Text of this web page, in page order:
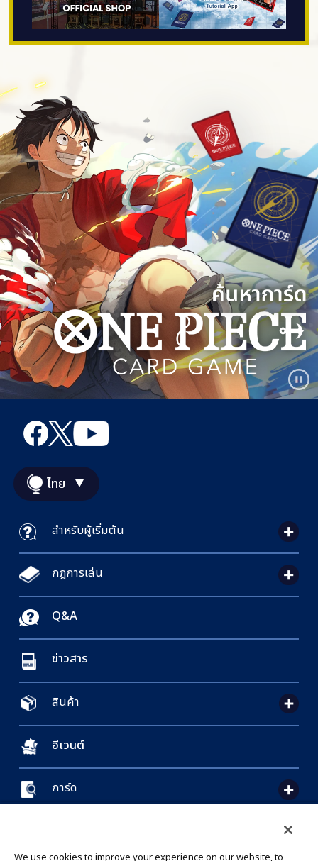
ไทย
สำหรับผู้เริ่มต้น
กฎการเล่น
Q&A
ข่าวสาร
สินค้า
อีเวนต์
การ์ด
GLOBAL ENTRANCE
We use cookies to improve your experience on our website, to